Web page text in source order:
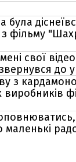
була
з фільму
свої
до
з
виробників